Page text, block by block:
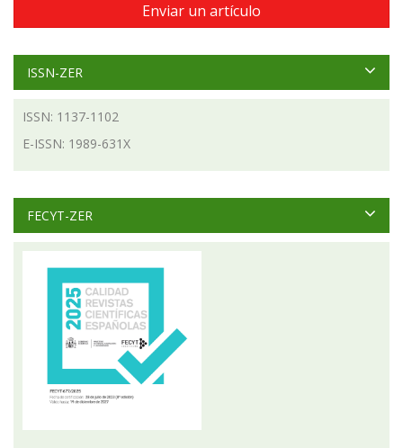
Enviar un artículo
ISSN-ZER
ISSN: 1137-1102
E-ISSN: 1989-631X
FECYT-ZER